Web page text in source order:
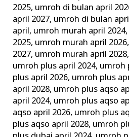
2025, umroh di bulan april
april 2027, umroh di bulan
april, umroh murah april 2024,
2025, umroh murah april 2026,
2027, umroh murah april 2028,
umroh plus april 2024, umroh
plus april 2026, umroh plus
april 2028, umroh plus aqso
april 2024, umroh plus aqso
aqso april 2026, umroh plus
plus aqso april 2028, umroh